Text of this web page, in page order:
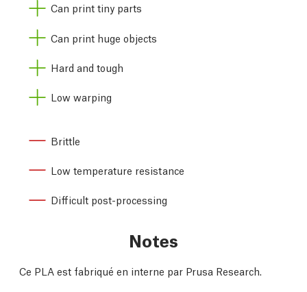
Can print tiny parts
Can print huge objects
Hard and tough
Low warping
Brittle
Low temperature resistance
Difficult post-processing
Notes
Ce PLA est fabriqué en interne par Prusa Research.